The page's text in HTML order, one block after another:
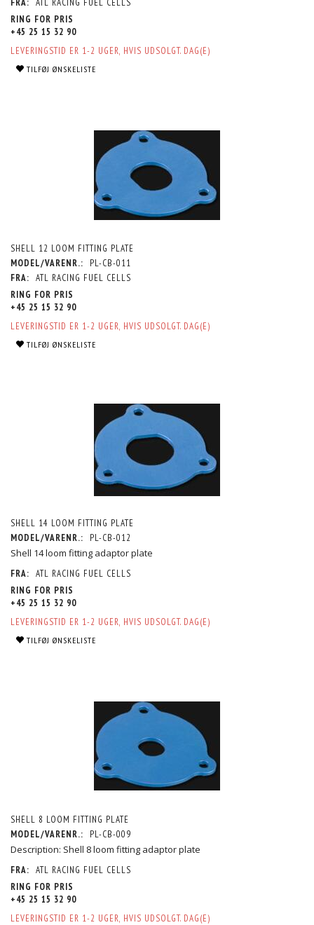
FRA: ATL RACING FUEL CELLS
RING FOR PRIS
+45 25 15 32 90
LEVERINGSTID ER 1-2 UGER, HVIS UDSOLGT. DAG(E)
TILFØJ ØNSKELISTE
SHELL 12 LOOM FITTING PLATE
MODEL/VARENR.:
PL-CB-011
FRA: ATL RACING FUEL CELLS
RING FOR PRIS
+45 25 15 32 90
LEVERINGSTID ER 1-2 UGER, HVIS UDSOLGT. DAG(E)
TILFØJ ØNSKELISTE
SHELL 14 LOOM FITTING PLATE
MODEL/VARENR.:
PL-CB-012
Shell 14 loom fitting adaptor plate
FRA: ATL RACING FUEL CELLS
RING FOR PRIS
+45 25 15 32 90
LEVERINGSTID ER 1-2 UGER, HVIS UDSOLGT. DAG(E)
TILFØJ ØNSKELISTE
SHELL 8 LOOM FITTING PLATE
MODEL/VARENR.:
PL-CB-009
Description: Shell 8 loom fitting adaptor plate
FRA: ATL RACING FUEL CELLS
RING FOR PRIS
+45 25 15 32 90
LEVERINGSTID ER 1-2 UGER, HVIS UDSOLGT. DAG(E)